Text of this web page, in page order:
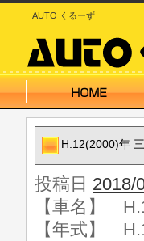
AUTO くるーず
H.12(2000)年
投稿日 2018/
【車名】
【年式】